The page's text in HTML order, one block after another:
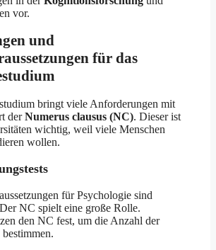
vor.
und
für das
bringt viele Anforderungen mit
derNumerus clausus (NC). Dieser ist
wichtig, weil viele Menschen
wollen.
für Psychologie sind
NC spielt eine große Rolle.
den NC fest, um die Anzahl der